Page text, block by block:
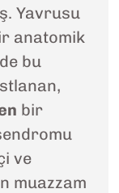
Yavrusu
anatomik
bu
bir
ve
muazzam